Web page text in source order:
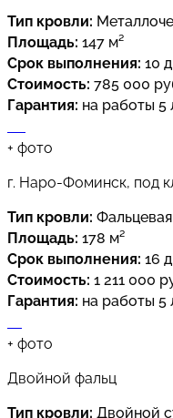
Тип кровли:
Площадь: 147 м²
Срок выполнения: 10
Стоимость: 785 000
Гарантия: на работы 5
+ фото
г. Наро-Фоминск, под
Тип кровли:
Площадь: 178 м²
Срок выполнения: 16
Стоимость: 1 211 000
Гарантия: на работы 5
+ фото
Двойной фальц
Тип кровли: Двойной